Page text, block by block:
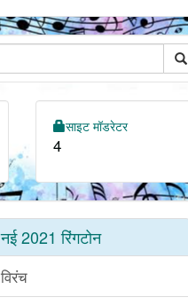
साइट मॉडरेटर
4
नई 2021 रिंगटोन
विरंच